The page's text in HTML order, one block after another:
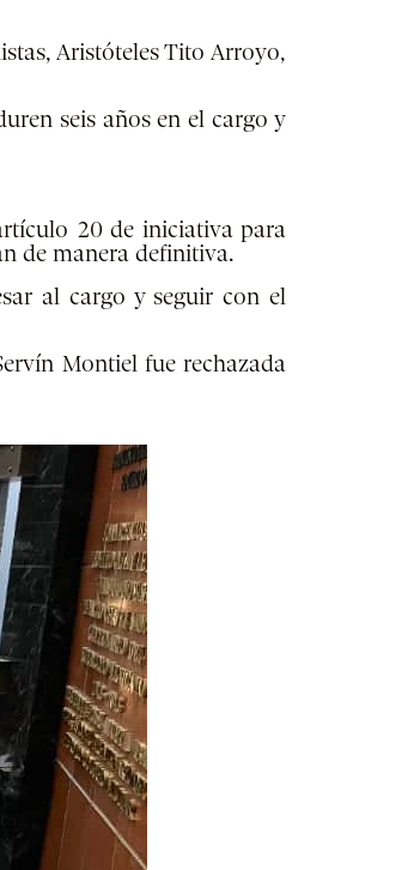
Aristóteles Tito Arroyo,
seis años en el cargo y
20 de iniciativa para
de manera definitiva.
al cargo y seguir con el
Montielfue rechazada